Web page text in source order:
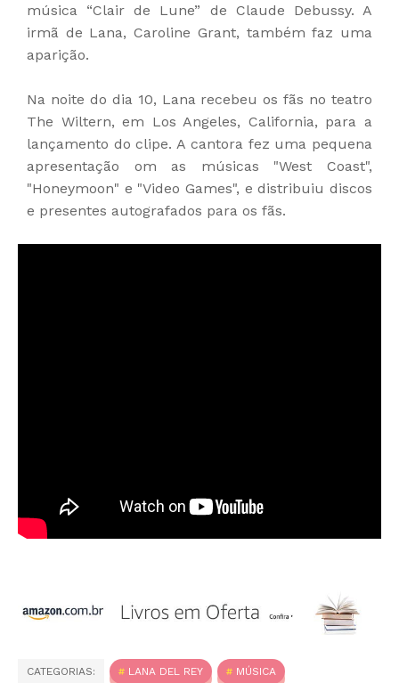
música “Clair de Lune” de Claude Debussy. A
irmã de Lana, Caroline Grant, também faz uma
aparição.
Na noite do dia 10, Lana recebeu os fãs no teatro
The Wiltern, em Los Angeles, California, para a
lançamento do clipe. A cantora fez uma pequena
apresentação om as músicas "West Coast",
"Honeymoon" e "Video Games", e distribuiu discos
e presentes autografados para os fãs.
CATEGORIAS: LANA DEL REY MÚSICA